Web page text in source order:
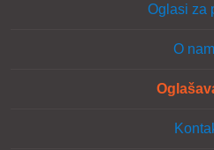
Oglasi za
O